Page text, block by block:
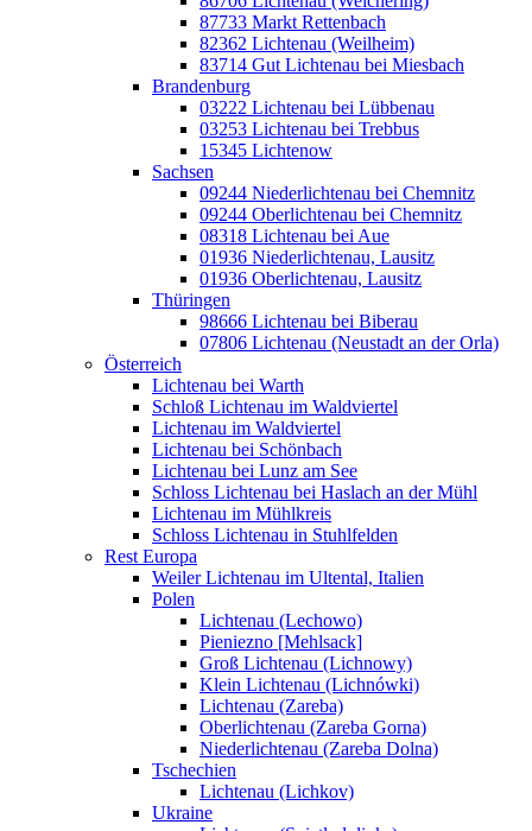
87733 Markt Rettenbach
82362 Lichtenau (Weilheim)
83714 Gut Lichtenau bei Miesbach
Brandenburg
03222 Lichtenau bei Lübbenau
03253 Lichtenau bei Trebbus
15345 Lichtenow
Sachsen
09244 Niederlichtenau bei Chemnitz
09244 Oberlichtenau bei Chemnitz
08318 Lichtenau bei Aue
01936 Niederlichtenau, Lausitz
01936 Oberlichtenau, Lausitz
Thüringen
98666 Lichtenau bei Biberau
07806 Lichtenau (Neustadt an der Orla)
Österreich
Lichtenau bei Warth
Schloß Lichtenau im Waldviertel
Lichtenau im Waldviertel
Lichtenau bei Schönbach
Lichtenau bei Lunz am See
Schloss Lichtenau bei Haslach an der Mühl
Lichtenau im Mühlkreis
Schloss Lichtenau in Stuhlfelden
Rest Europa
Weiler Lichtenau im Ultental, Italien
Polen
Lichtenau (Lechowo)
Pieniezno [Mehlsack]
Groß Lichtenau (Lichnowy)
Klein Lichtenau (Lichnówki)
Lichtenau (Zareba)
Oberlichtenau (Zareba Gorna)
Niederlichtenau (Zareba Dolna)
Tschechien
Lichtenau (Lichkov)
Ukraine